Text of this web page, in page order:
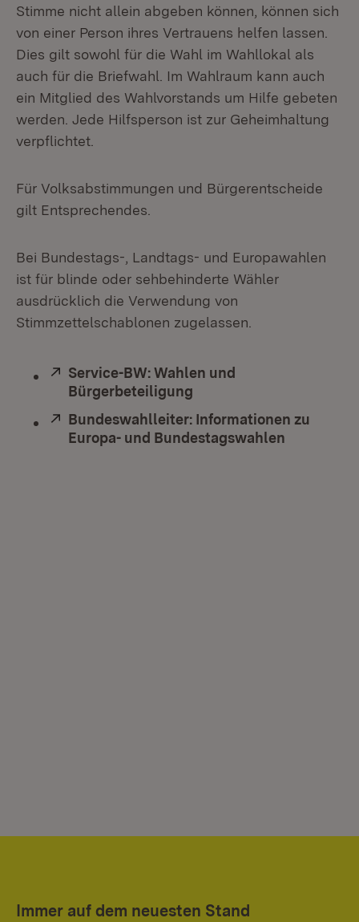
Stimme nicht allein abgeben können, können sich
von einer Person ihres Vertrauens helfen lassen.
Dies gilt sowohl für die Wahl im Wahllokal als
auch für die Briefwahl. Im Wahlraum kann auch
ein Mitglied des Wahlvorstands um Hilfe gebeten
werden. Jede Hilfsperson ist zur Geheimhaltung
verpflichtet.
Für Volksabstimmungen und Bürgerentscheide
gilt Entsprechendes.
Bei Bundestags-, Landtags- und Europawahlen
ist für blinde oder sehbehinderte Wähler
ausdrücklich die Verwendung von
Stimmzettelschablonen zugelassen.
Extern:
Service-BW: Wahlen und
Bürgerbeteiligung
Extern:
Bundeswahlleiter: Informationen zu
Europa- und Bundestagswahlen
Immer auf dem neuesten Stand